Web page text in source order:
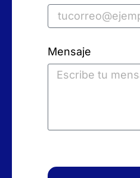
Mensaje